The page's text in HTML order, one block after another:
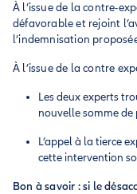
À l’issue de la contre-
défavorable et rejoint
l’indemnisation
À l’issue de la contre
Les deux experts
nouvelle somme de
L’appel à la tierce
cette intervention
Bon à savoir : si le